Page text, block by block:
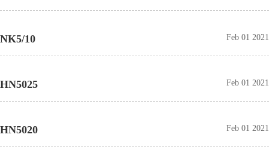
NK5/10 Feb 01 2021
HN5025 Feb 01 2021
HN5020 Feb 01 2021